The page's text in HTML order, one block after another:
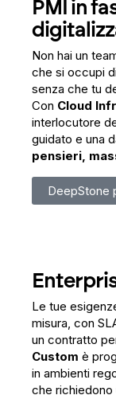
PMI in
Non hai un
che si occupi
senza che tu
Con Cloud
interlocutore
guidato e una
pensieri,
DeepStone
Le tue
misura, con
un contratto
Custom è
in ambienti
che richiedono